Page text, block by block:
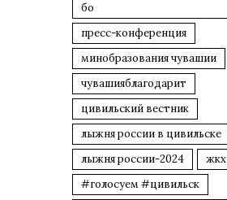
бо
пресс-конференция
минобразования чувашии
чувашияблагодарит
цивильский вестник
лыжня россии в цивильске
лыжня россии-2024
жкх
#голосуем #цивильск